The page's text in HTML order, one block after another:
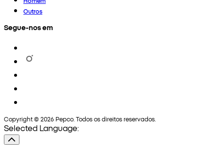
Outros
Segue-nos em
Copyright © 2026 Pepco. Todos os direitos reservados.
Selected Language: